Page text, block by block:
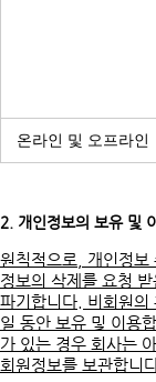
온라인 및 오프라인
2. 개인정보의 보유 및
원칙적으로, 개인정보
정보의 삭제를 요청
파기합니다. 비회원
일 동안 보유 및 이용
가 있는 경우 회사는
회원정보를 보관합니